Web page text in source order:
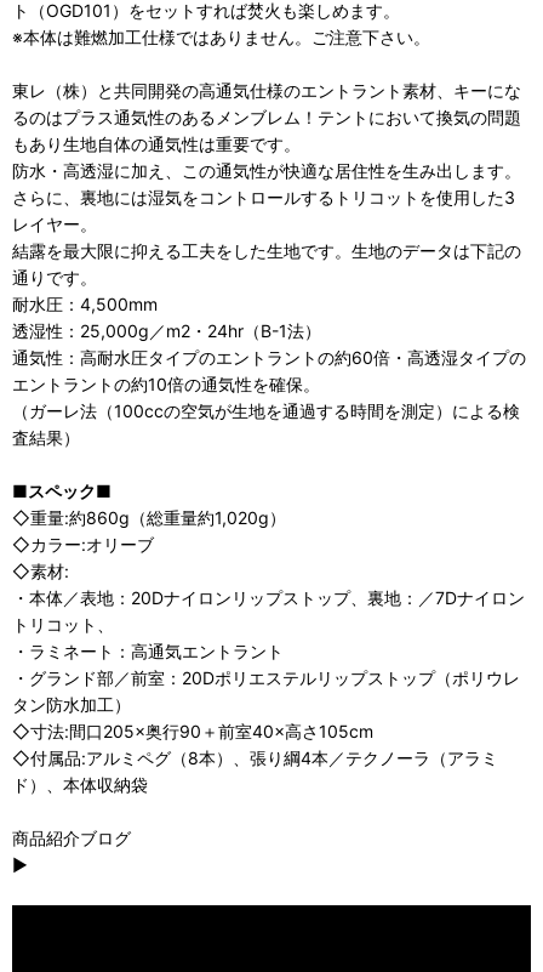
ト（OGD101）をセットすれば焚火も楽しめます。
※本体は難燃加工仕様ではありません。ご注意下さい。
東レ（株）と共同開発の高通気仕様のエントラント素材、キーにな
るのはプラス通気性のあるメンブレム！テントにおいて換気の問題
もあり生地自体の通気性は重要です。
防水・高透湿に加え、この通気性が快適な居住性を生み出します。
さらに、裏地には湿気をコントロールするトリコットを使用した3
レイヤー。
結露を最大限に抑える工夫をした生地です。生地のデータは下記の
通りです。
耐水圧：4,500mm
透湿性：25,000g／m2・24hr（B-1法）
通気性：高耐水圧タイプのエントラントの約60倍・高透湿タイプの
エントラントの約10倍の通気性を確保。
（ガーレ法（100ccの空気が生地を通過する時間を測定）による検
査結果）
■スペック■
◇重量:約860g（総重量約1,020g）
◇カラー:オリーブ
◇素材:
・本体／表地：20Dナイロンリップストップ、裏地：／7Dナイロン
トリコット、
・ラミネート：高通気エントラント
・グランド部／前室：20Dポリエステルリップストップ（ポリウレ
タン防水加工）
◇寸法:間口205×奥行90＋前室40×高さ105cm
◇付属品:アルミペグ（8本）、張り綱4本／テクノーラ（アラミ
ド）、本体収納袋
商品紹介ブログ
▶